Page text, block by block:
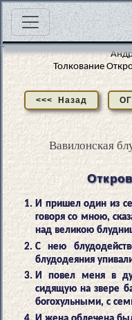
Толкование
<<< Назад
Вавилонская
И пришел один из
говоря со мною,
над великою
С нею
блудодеяния
И повел меня в
сидящую на звере
богохульными, с